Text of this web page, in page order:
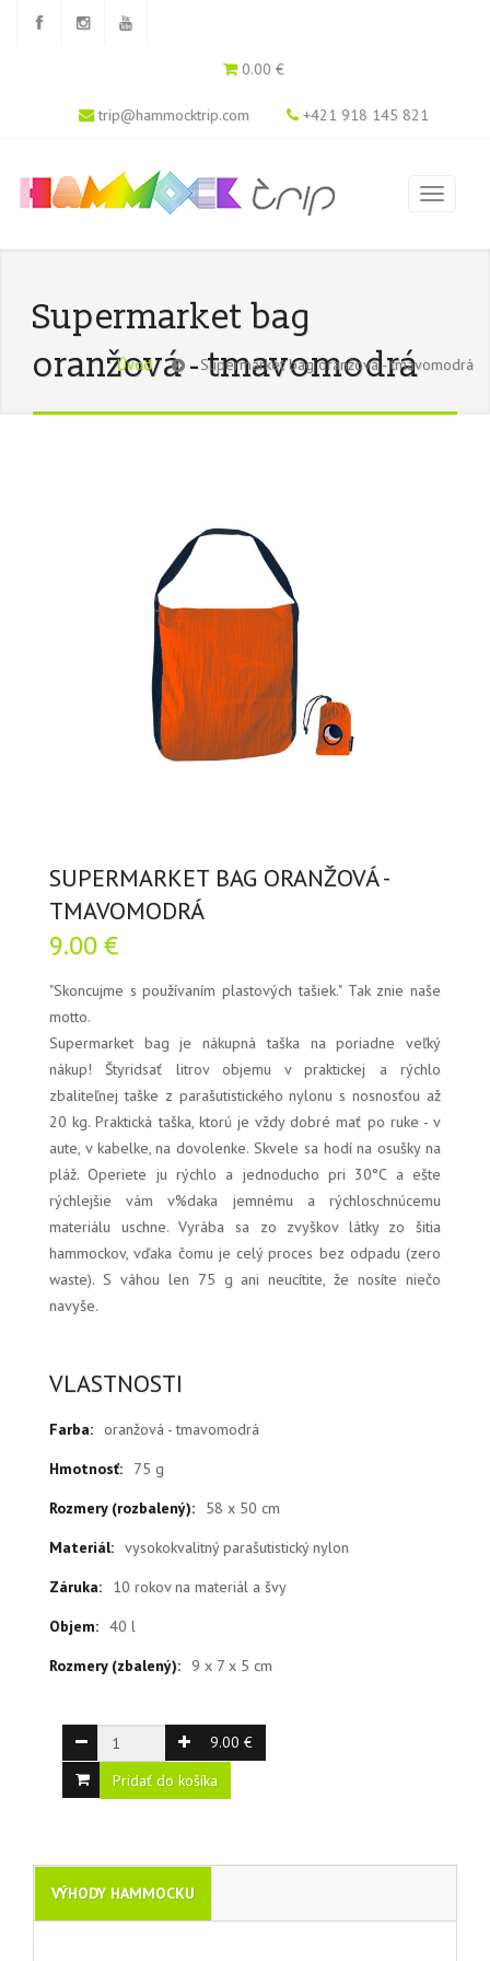
0.00 €
trip@hammocktrip.com +421 918 145 821
Supermarket bag
oranžová - tmavomodrá
Úvod Supermarket bag oranžová - tmavomodrá
SUPERMARKET BAG ORANŽOVÁ -
TMAVOMODRÁ
9.00 €
"Skoncujme s používaním plastových tašiek." Tak znie naše
motto.
Supermarket bag je nákupná taška na poriadne veľký
nákup! Štyridsať litrov objemu v praktickej a rýchlo
zbaliteľnej taške z parašutistického nylonu s nosnosťou až
20 kg. Praktická taška, ktorú je vždy dobré mať po ruke - v
aute, v kabelke, na dovolenke. Skvele sa hodí na osušky na
pláž. Operiete ju rýchlo a jednoducho pri 30°C a ešte
rýchlejšie vám v%daka jemnému a rýchloschnúcemu
materiálu uschne. Vyrába sa zo zvyškov látky zo šitia
hammockov, vďaka čomu je celý proces bez odpadu (zero
waste). S váhou len 75 g ani neucítite, že nosíte niečo
navyše.
VLASTNOSTI
Farba:
oranžová - tmavomodrá
Hmotnosť:
75 g
Rozmery (rozbalený):
58 x 50 cm
Materiál: vysokokvalitný parašutistický nylon
Záruka:
10 rokov na materiál a švy
Objem: 40 l
Rozmery (zbalený):
9 x 7 x 5 cm
9.00 €
Pridať do košíka
VÝHODY HAMMOCKU